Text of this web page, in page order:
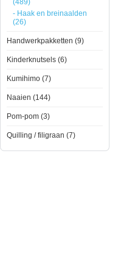
(489)
- Haak en breinaalden
(26)
Handwerkpakketten (9)
Kinderknutsels (6)
Kumihimo (7)
Naaien (144)
Pom-pom (3)
Quilling / filigraan (7)